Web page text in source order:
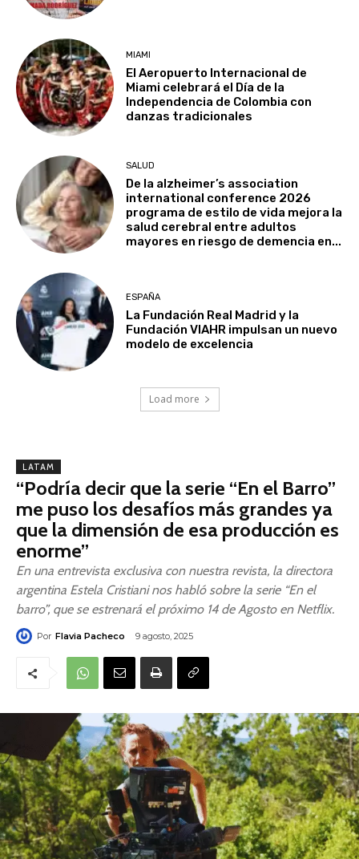
MIAMI
El Aeropuerto Internacional de
Miami celebrará el Día de la
Independencia de Colombia con
danzas tradicionales
SALUD
De la alzheimer’s association
international conference 2026
programa de estilo de vida mejora la
salud cerebral entre adultos
mayores en riesgo de demencia en...
ESPAÑA
La Fundación Real Madrid y la
Fundación VIAHR impulsan un nuevo
modelo de excelencia
Load more